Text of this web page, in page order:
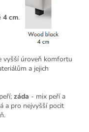
4 cm.
vyšší úroveň komfortu
a jejich
záda - mix peří a
a pro nejvyšší pocit